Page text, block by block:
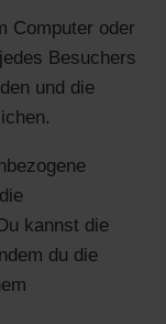
Computer oder
Besuchers
und die
kannst die
du die